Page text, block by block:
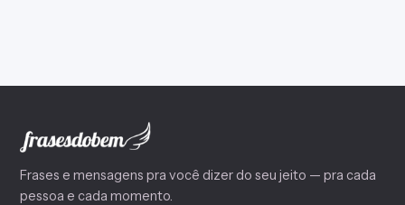
Frases e mensagens pra você dizer do seu jeito — pra cada
pessoa e cada momento.